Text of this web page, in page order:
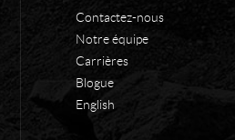
Contactez-nous
Notre équipe
Carrières
Blogue
English